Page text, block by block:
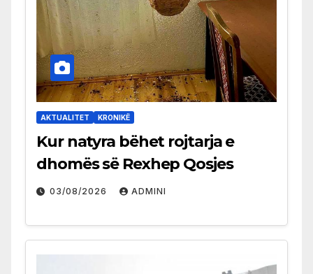
AKTUALITET KRONIKË
Kur natyra bëhet rojtarja e
dhomës së Rexhep Qosjes
03/08/2026 ADMINI